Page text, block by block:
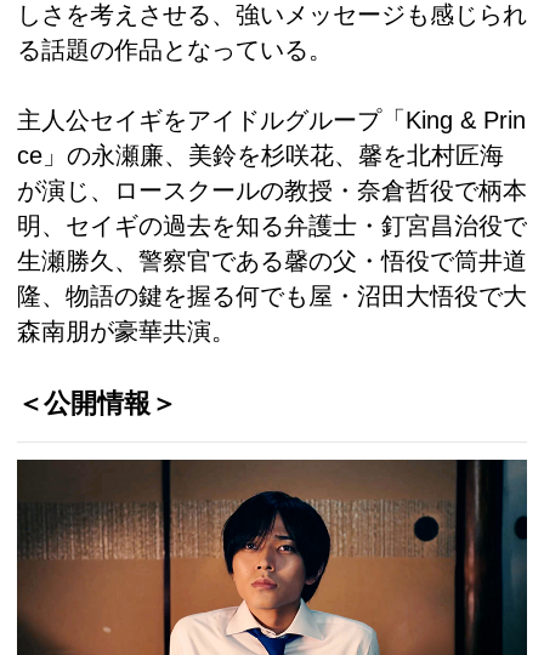
しさを考えさせる、強いメッセージも感じられ
る話題の作品となっている。
主人公セイギをアイドルグループ「King & Prin
ce」の永瀬廉、美鈴を杉咲花、馨を北村匠海
が演じ、ロースクールの教授・奈倉哲役で柄本
明、セイギの過去を知る弁護士・釘宮昌治役で
生瀬勝久、警察官である馨の父・悟役で筒井道
隆、物語の鍵を握る何でも屋・沼田大悟役で大
森南朋が豪華共演。
＜公開情報＞